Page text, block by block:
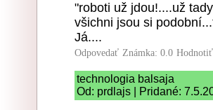
"roboti už jdou!....už
všichni jsou si
Já....
Odpovedať Známka: 0.0
technologia balsaja
Od: prdlajs | Pridané: